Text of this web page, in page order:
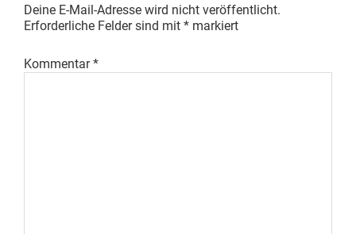
Deine E-Mail-Adresse wird nicht veröffentlicht.
Erforderliche Felder sind mit * markiert
Kommentar*